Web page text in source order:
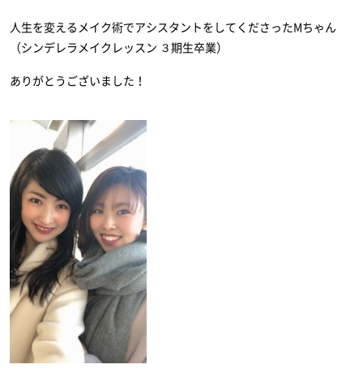
人生を変えるメイク術でアシスタントをしてくださったMちゃん
（シンデレラメイクレッスン ３期生卒業）
ありがとうございました！